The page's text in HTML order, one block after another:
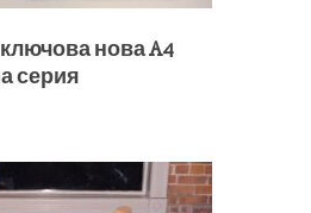
нова A4
серия